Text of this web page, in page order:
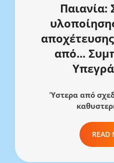
Παιανία:
από...
Ύστερα από
READ